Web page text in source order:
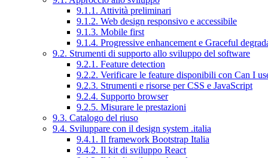
9.1.1. Attività preliminari
9.1.2. Web design responsivo e accessibile
9.1.3. Mobile first
9.1.4. Progressive enhancement e Graceful
9.2. Strumenti di supporto allo sviluppo del software
9.2.1. Feature detection
9.2.2. Verificare le feature disponibili con Can I
9.2.3. Strumenti e risorse per CSS e JavaScript
9.2.4. Supporto browser
9.2.5. Misurare le prestazioni
9.3. Catalogo del riuso
9.4. Sviluppare con il design system .italia
9.4.1. Il framework Bootstrap Italia
9.4.2. Il kit di sviluppo React